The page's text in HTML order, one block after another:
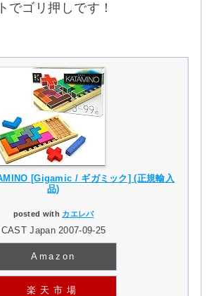
でゴリ押しです！
[Gigamic / ギガミック] (正規輸入
品)
posted with カエレバ
CAST Japan 2007-09-25
Amazon
楽天市場